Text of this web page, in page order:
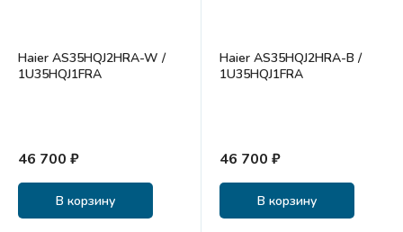
Haier AS35HQJ2HRA-W /
1U35HQJ1FRA
46 700 ₽
В корзину
Haier AS35HQJ2HRA-B /
1U35HQJ1FRA
46 700 ₽
В корзину